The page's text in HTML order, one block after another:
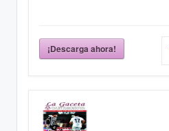
¡Descarga ahora!